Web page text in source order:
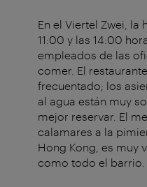
En el Viertel Zwei, la
11:00 y las 14:00
empleados de las
comer. El
frecuentado; los
al agua están muy
mejor reservar. El
calamares a la
Hong Kong, es muy
como todo el barrio.